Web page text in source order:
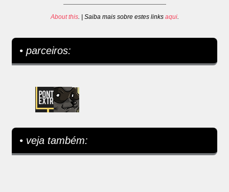
About this. | Saiba mais sobre estes links aqui.
• parceiros:
• veja também: